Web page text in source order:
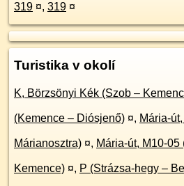
319 ¤, 319 ¤
Turistika v okolí
K, Börzsönyi Kék (Szob –
(Kemence – Diósjenő) ¤, Mária-
Márianosztra) ¤, Mária-út, M10-
Kemence) ¤, P (Strázsa-hegy –